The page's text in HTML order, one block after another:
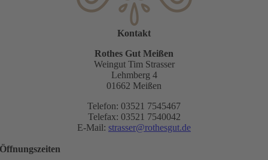
Kontakt
Rothes Gut Meißen
Weingut Tim Strasser
Lehmberg 4
01662 Meißen
Telefon: 03521 7545467
Telefax: 03521 7540042
E-Mail: strasser@rothesgut.de
Öffnungszeiten